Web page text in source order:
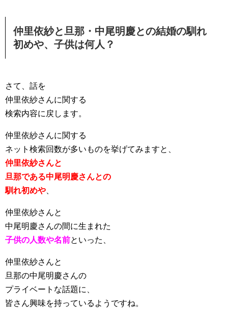
仲里依紗と旦那・中尾明慶との結婚の馴れ
初めや、子供は何人？
さて、話を
仲里依紗さんに関する
検索内容に戻します。
仲里依紗さんに関する
ネット検索回数が多いものを挙げてみますと、
仲里依紗さんと
旦那である中尾明慶さんとの
馴れ初めや
仲里依紗さんと
中尾明慶さんの間に生まれた
子供の人数や名前といった、
仲里依紗さんと
旦那の中尾明慶さんの
プライベートな話題に、
皆さん興味を持っているようですね。